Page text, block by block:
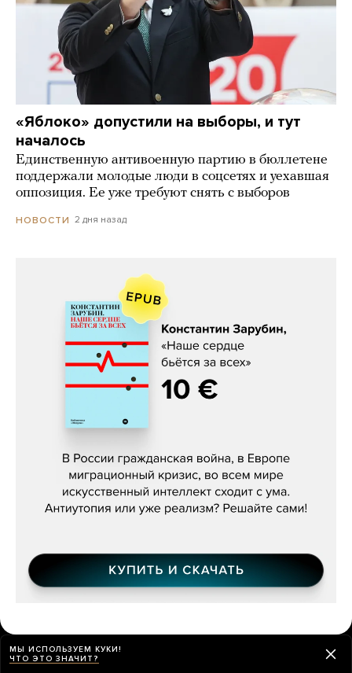
«Яблоко» допустили на выборы, и тут
началось
Единственную антивоенную партию в бюллетене
поддержали молодые люди в соцсетях и уехавшая
оппозиция. Ее уже требуют снять с выборов
НОВОСТИ 2 дня назад
Константин Зарубин, «Наше сердце
О ЧЕМ МЫ ПИСАЛИ НА ЭТОЙ НЕДЕЛЕ
МЫ ИСПОЛЬЗУЕМ КУКИ!
ЧТО ЭТО ЗНАЧИТ?